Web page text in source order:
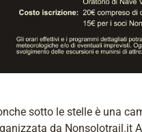
sotto le stelle è una
da Nonsolotrail.it